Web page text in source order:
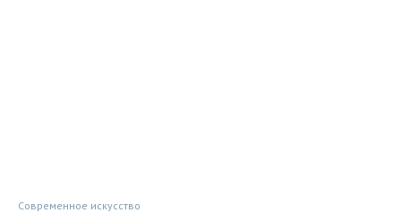
Современное искусство